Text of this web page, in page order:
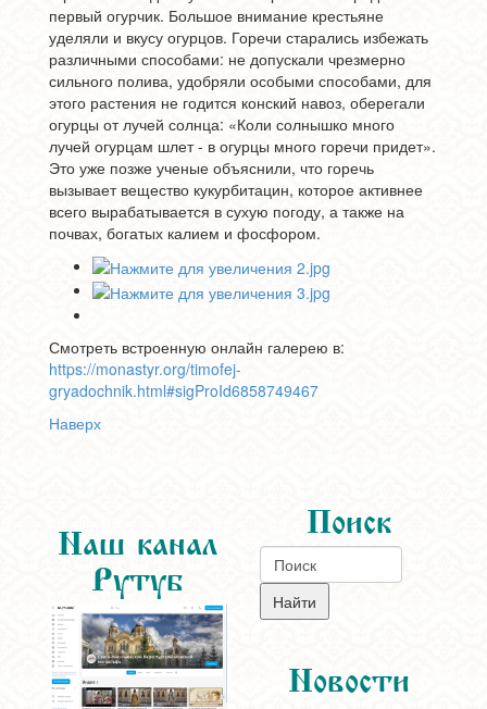
первый огурчик. Большое внимание крестьяне
уделяли и вкусу огурцов. Горечи старались избежать
различными способами: не допускали чрезмерно
сильного полива, удобряли особыми способами, для
этого растения не годится конский навоз, оберегали
огурцы от лучей солнца: «Коли солнышко много
лучей огурцам шлет - в огурцы много горечи придет».
Это уже позже ученые объяснили, что горечь
вызывает вещество кукурбитацин, которое активнее
всего вырабатывается в сухую погоду, а также на
почвах, богатых калием и фосфором.
Смотреть встроенную онлайн галерею в:
https://monastyr.org/timofej-
gryadochnik.html#sigProId6858749467
Наверх
Наш канал
Рутуб
Поиск
Новости